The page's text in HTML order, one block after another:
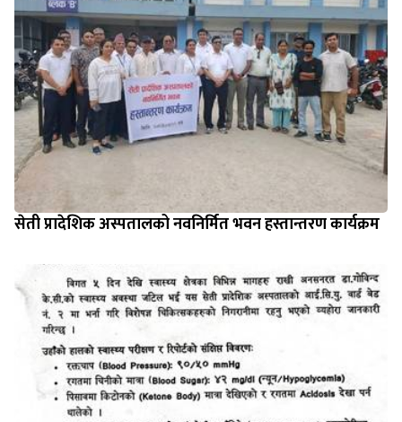
सेती प्रादेशिक अस्पतालको नवनिर्मित भवन हस्तान्तरण कार्यक्रम